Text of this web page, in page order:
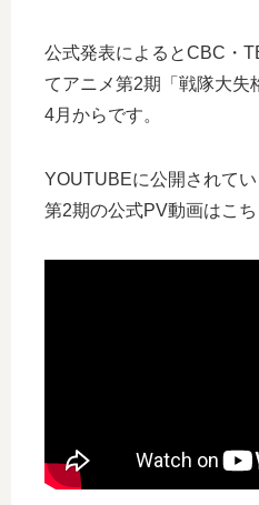
公式発表によるとCBC・
てアニメ第2期「戦隊大失
4月からです。
YOUTUBEに公開されてい
第2期の公式PV動画はこち